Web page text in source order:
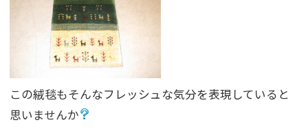
この絨毯もそんなフレッシュな気分を表現していると
思いませんか